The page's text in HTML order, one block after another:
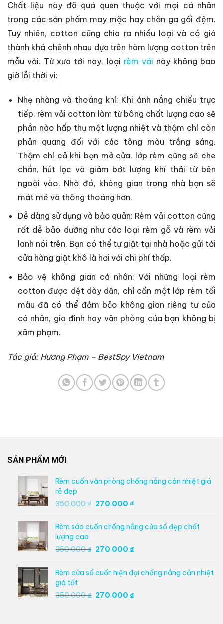
Chất liệu này đã quá quen thuộc với mọi cá nhân
trong các sản phẩm may mặc hay chăn ga gối đệm.
Tuy nhiên, cotton cũng chia ra nhiều loại và có giá
thành khá chênh nhau dựa trên hàm lượng cotton trên
mẫu vải. Từ xưa tới nay, loại rèm vải này không bao
giờ lỗi thời vì:
Nhẹ nhàng và thoáng khí: Khi ánh nắng chiếu trực
tiếp, rèm vải cotton làm từ bông chất lượng cao sẽ
phần nào hấp thụ một lượng nhiệt và thậm chí còn
phản quang đối với các tông màu trắng sáng.
Thậm chí cả khi bạn mở cửa, lớp rèm cũng sẽ che
chắn, hút lọc và giảm bớt lượng khí thải từ bên
ngoài vào. Nhờ đó, không gian trong nhà bạn sẽ
mát mẻ và thông thoáng hơn.
Dễ dàng sử dụng và bảo quản: Rèm vải cotton cũng
rất dễ bảo dưỡng như các loại rèm gỗ và rèm vải
lanh nói trên. Bạn có thể tự giặt tại nhà hoặc gửi tới
cửa hàng giặt khô là hơi với chi phí thấp.
Bảo vệ không gian cá nhân: Với những loại rèm
cotton được dệt dày dặn, chỉ cần một lớp rèm tối
màu đã có thể đảm bảo không gian riêng tư của
cá nhân, gia đình hay văn phòng của bạn không bị
xâm phạm.
Tác giả: Hương Phạm – BestSpy Vietnam
SẢN PHẨM MỚI
Rèm cuốn văn phòng chống nắng cản nhiệt giá
rẻ đẹp
350.000₫ Giá
là:
350.000 ₫.
270.000 ₫Giá
tại
là:
270.000 ₫.
Rèm sáo cuốn chống nắng cửa sổ đẹp chất
lượng cao
350.000₫ Giá
là:
350.000 ₫.
270.000 ₫Giá
tại
là:
270.000 ₫.
Rèm cửa sổ cuốn hiện đại chống nắng cản nhiệt
giá tốt
350.000₫ Giá
270.000 ₫Giá